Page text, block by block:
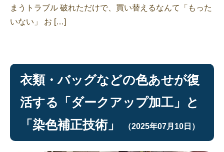
まうトラブル 破れただけで、買い替えるなんて「もった
いない」 お […]
衣類・バッグなどの色あせが復
活する「ダークアップ加工」と
「染色補正技術」
（2025年07月10日）